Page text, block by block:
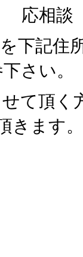
応相談
下記住
さい。
て頂く
きます。